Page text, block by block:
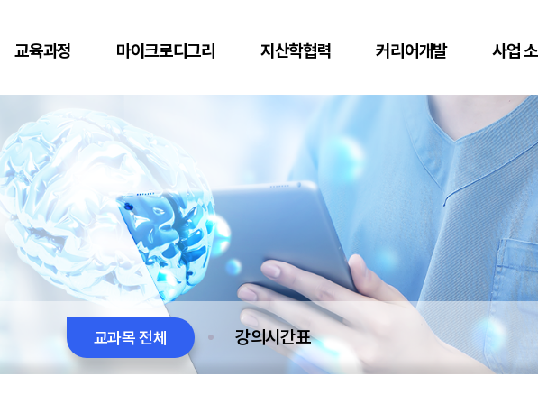
교육과정 마이크로디그리 지산학협력 커리어개발 사업
교과목 전체 강의시간표